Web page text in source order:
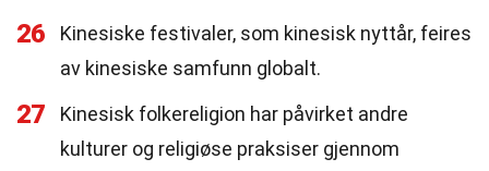
26
Kinesiske festivaler, som kinesisk nyttår, feires
av kinesiske samfunn globalt.
27
Kinesisk folkereligion har påvirket andre
kulturer og religiøse praksiser gjennom